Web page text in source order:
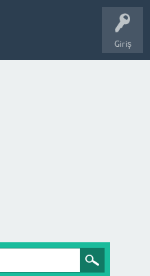
Giriş